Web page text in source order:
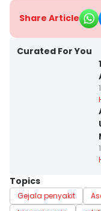
Share Article
Curated For You
Topics
Gejala penyakit